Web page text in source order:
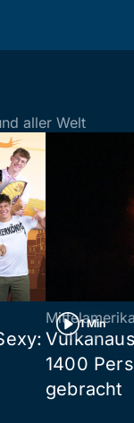
aller Welt
1 Min
1400
gebracht